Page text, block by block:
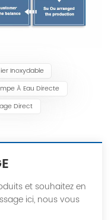
Inoxydable
À Eau Directe
Direct
et souhaitez en
ici, nous vous